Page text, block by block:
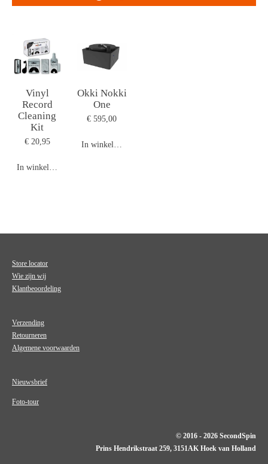
Vinyl
Record
Cleaning
Kit
€ 20,95
In winkelwagen
Okki Nokki
One
€ 595,00
In winkelwagen
Store locator
Wie zijn wij
Klantbeoordeling
Verzending
Retourneren
Algemene voorwaarden
Nieuwsbrief
Foto-tour
© 2016 - 2026 SecondSpin
Prins Hendrikstraat 259, 3151AK Hoek van Holland